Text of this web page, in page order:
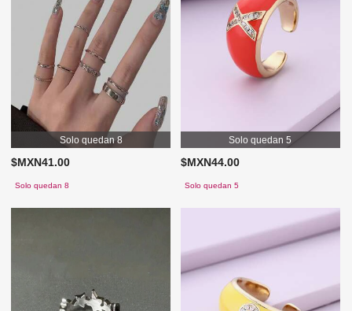
Solo quedan 8
$MXN41.00
Solo quedan 8
Solo quedan 5
$MXN44.00
Solo quedan 5